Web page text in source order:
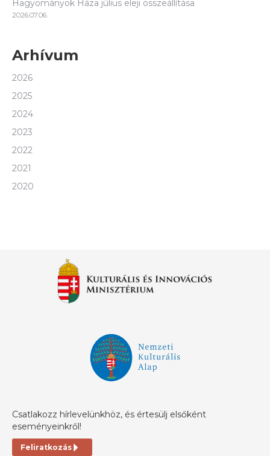
Hagyományok Háza július eleji összeállítása
2026.07.06.
Arhívum
2026
2025
2024
2023
2022
2021
2020
Csatlakozz hírlevelünkhöz, és értesülj elsőként
eseményeinkről!
Feliratkozás